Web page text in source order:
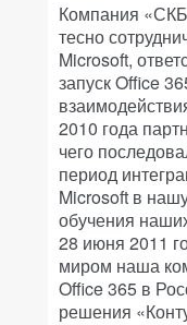
Компания «СКБ
тесно
Microsoft,
запуск Office
2010 года
чего
период
Microsoft в
обучения
28 июня 2011
миром наша
Office 365 в
решения